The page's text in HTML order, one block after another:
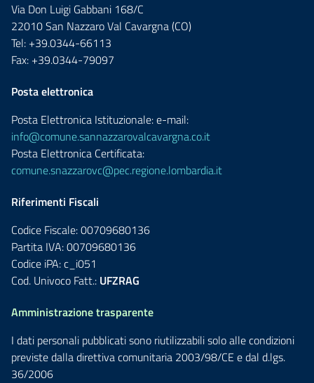
Via Don Luigi Gabbani 168/C
22010 San Nazzaro Val Cavargna (CO)
Tel: +39.0344-66113
Fax: +39.0344-79097
Posta elettronica
Posta Elettronica Istituzionale: e-mail:
info@comune.sannazzarovalcavargna.co.it
Posta Elettronica Certificata:
comune.snazzarovc@pec.regione.lombardia.it
Riferimenti Fiscali
Codice Fiscale: 00709680136
Partita IVA: 00709680136
Codice iPA: c_i051
Cod. Univoco Fatt.: UFZRAG
Amministrazione trasparente
I dati personali pubblicati sono riutilizzabili solo alle condizioni
previste dalla direttiva comunitaria 2003/98/CE e dal d.lgs.
36/2006